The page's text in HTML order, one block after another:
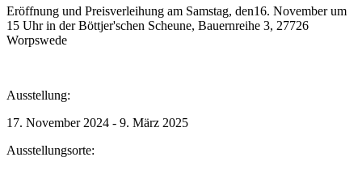
Eröffnung und Preisverleihung am Samstag, den16. November um
15 Uhr in der Böttjer'schen Scheune, Bauernreihe 3, 27726
Worpswede
Ausstellung:
17. November 2024 - 9. März 2025
Ausstellungsorte: